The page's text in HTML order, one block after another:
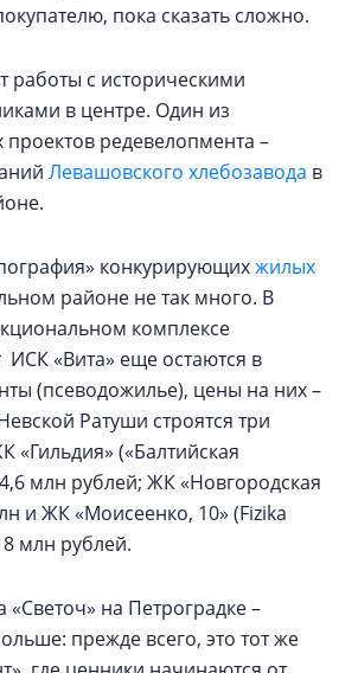
пока сказать сложно.
работы с историческими
в центре. Один из
редевелопмента –
Левашовского хлебозавода в
конкурирующихжилых
районе не так много. В
комплексе
ИСК «Вита» еще остаются в
(псеводожилье), цены на них –
Ратуши строятся три
«Гильдия» («Балтийская
млн рублей; ЖК «Новгородская
и ЖК «Моисеенко, 10» (Fizika
млн рублей.
«Светоч» на Петроградке –
прежде всего, это тот же